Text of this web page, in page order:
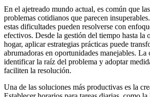
En el ajetreado mundo actual, es común que
problemas cotidianos que parecen
estas dificultades pueden resolverse con
efectivos. Desde la gestión del tiempo hasta la
hogar, aplicar estrategias prácticas puede
abrumadoras en oportunidades manejables. La
identificar la raíz del problema y adoptar
faciliten la resolución.
Una de las soluciones más productivas es la